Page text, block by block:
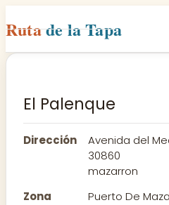
Rutade la Tapa
Inicio
Rutas
Contacto
El Palenque
Dirección
Avenida del
30860
mazarron
Zona
Puerto De